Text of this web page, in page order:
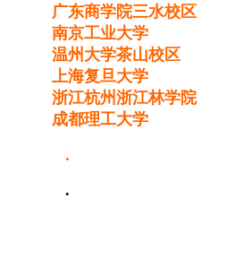
广东商学院三水校区
南京工业大学
温州大学茶山校区
上海复旦大学
浙江杭州浙江林学院
成都理工大学
.
.